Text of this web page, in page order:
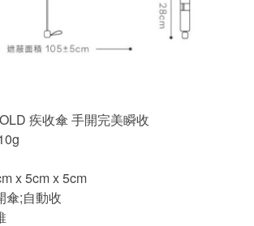
疾收傘 手開完美瞬收
x 5cm x 5cm
傘;自動收